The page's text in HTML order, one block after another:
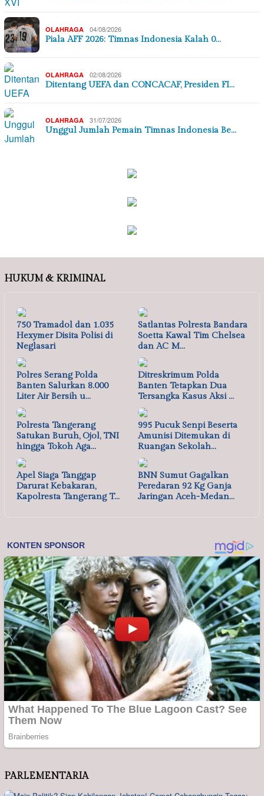
OLAHRAGA 04/08/2026
Piala AFF 2026: Timnas Indonesia Kalah 0…
OLAHRAGA 02/08/2026
Ditentang UEFA dan CONCACAF, Presiden FI…
OLAHRAGA 31/07/2026
Unggul Jumlah Pemain Timnas Indonesia Be…
HUKUM & KRIMINAL
750 Tramadol dan 1.035
Hexymer Disita Polisi di
Neglasari
Satlantas Polresta Bandara
Soetta Kawal Tim Chelsea
dan AC M…
Polres Serang Polda
Banten Salurkan 8.000
Liter Air Bersih u…
Ditreskrimum Polda
Banten Tetapkan Dua
Tersangka Kasus Aksi …
Polresta Tangerang
Satukan Buruh, Ojol, TNI
hingga Tokoh Aga…
995 Pucuk Senpi Beserta
Amunisi Ditemukan di
Ruangan Sekolah…
Apel Siaga Tanggap
Darurat Kebakaran,
Kapolresta Tangerang T…
BNN Sumut Gagalkan
Peredaran 92 Kg Ganja
Jaringan Aceh-Medan…
PARLEMENTARIA